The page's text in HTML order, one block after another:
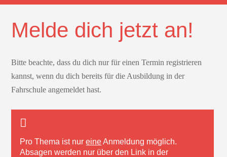
Melde dich jetzt an!
Bitte beachte, dass du dich nur für einen Termin registrieren
kannst, wenn du dich bereits für die Ausbildung in der
Fahrschule angemeldet hast.
Pro Thema ist nureineAnmeldung möglich.
Absagen werden nur über den Link in der